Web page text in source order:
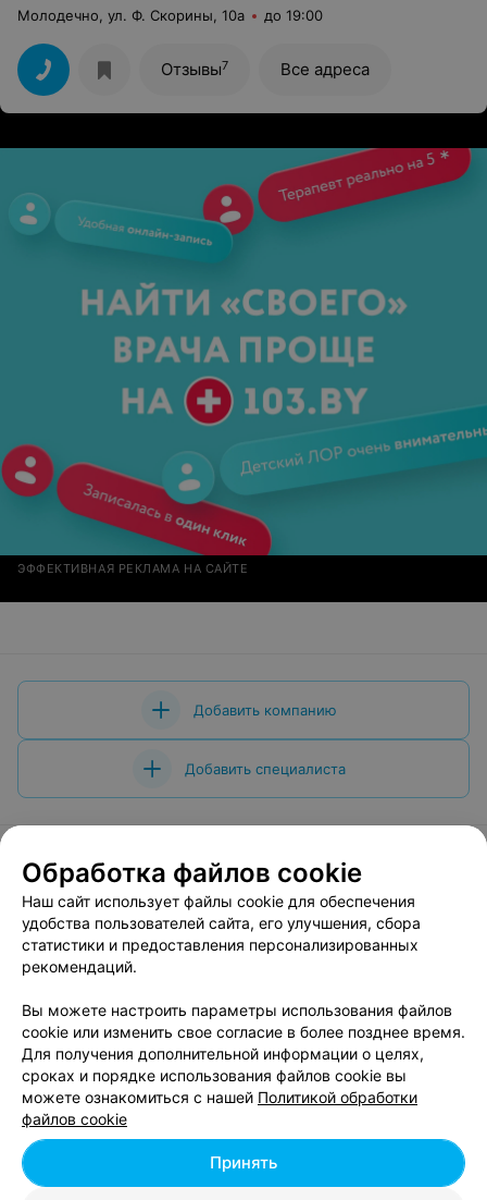
Молодечно, ул. Ф. Скорины, 10а до 19:00
Отзывы7 Все адреса
ЭФФЕКТИВНАЯ РЕКЛАМА НА САЙТЕ
Добавить компанию
Добавить специалиста
О проекте Новости проекта
Размещение рекламы
Вакансии
Публичный договор
Способы оплаты
Публичный договор по использованию сервиса
Пользовательское соглашение
Написать в поддержку
Связаться по вопросам сотрудничества
Написать руководителю relax.by
Персональные настройки cookie
Обработка персональных данных
Обработка файлов cookie
Наш сайт использует файлы cookie для обеспечения
удобства пользователей сайта, его улучшения, сбора
статистики и предоставления персонализированных
рекомендаций.
Вы можете настроить параметры использования файлов
cookie или изменить свое согласие в более позднее время.
Для получения дополнительной информации о целях,
сроках и порядке использования файлов cookie вы
можете ознакомиться с нашей Политикой обработки
файлов cookie
Принять